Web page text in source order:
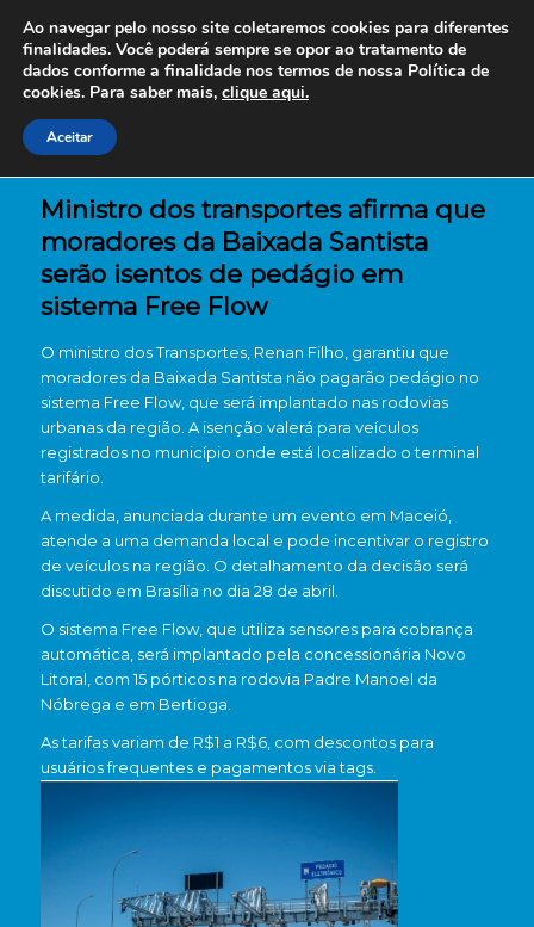
Ministro dos transportes afirma que
moradores da Baixada Santista
serão isentos de pedágio em
sistema Free Flow
O ministro dos Transportes, Renan Filho, garantiu que
moradores da Baixada Santista não pagarão pedágio no
sistema Free Flow, que será implantado nas rodovias
urbanas da região. A isenção valerá para veículos
registrados no município onde está localizado o terminal
tarifário.
A medida, anunciada durante um evento em Maceió,
atende a uma demanda local e pode incentivar o registro
de veículos na região. O detalhamento da decisão será
discutido em Brasília no dia 28 de abril.
O sistema Free Flow, que utiliza sensores para cobrança
automática, será implantado pela concessionária Novo
Litoral, com 15 pórticos na rodovia Padre Manoel da
Nóbrega e em Bertioga.
As tarifas variam de R$1 a R$6, com descontos para
usuários frequentes e pagamentos via tags.
Ao navegar pelo nosso site coletaremos cookies para diferentes
finalidades. Você poderá sempre se opor ao tratamento de
dados conforme a finalidade nos termos de nossa Política de
cookies. Para saber mais, clique aqui.
Aceitar